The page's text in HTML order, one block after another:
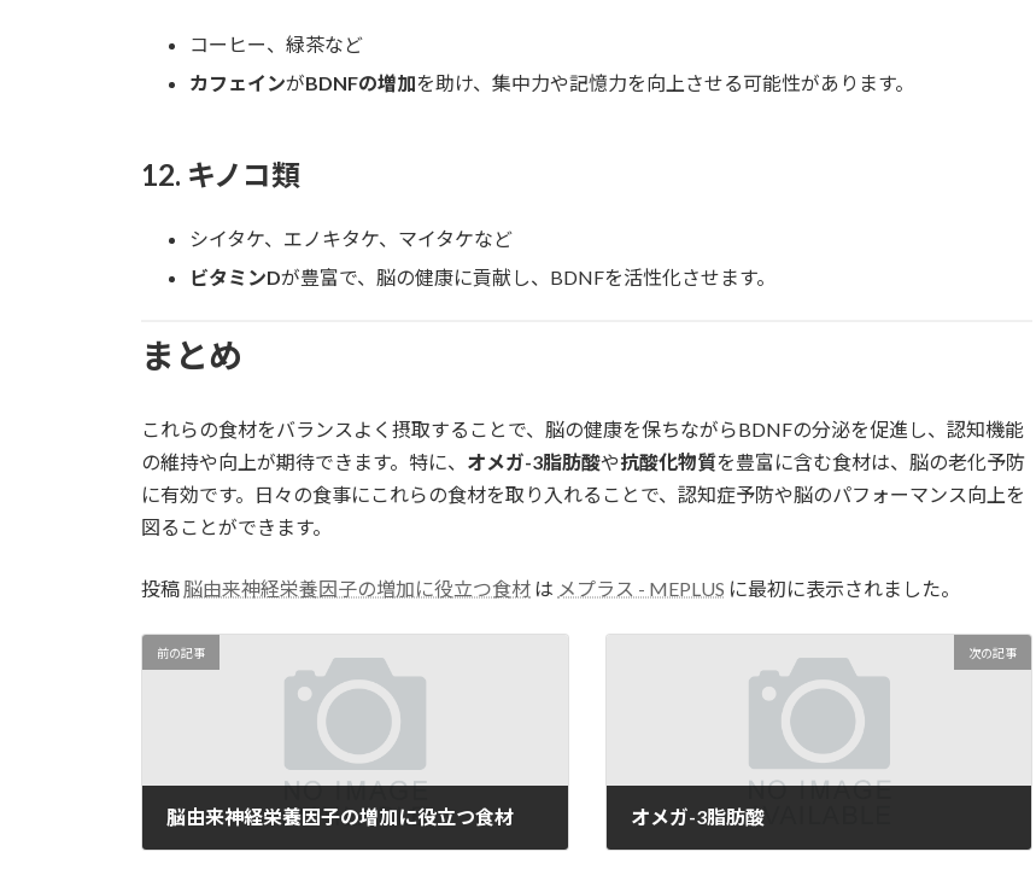
コーヒー、緑茶など
カフェインがBDNFの増加を助け、集中力や記憶力を向上させる可能性があります。
12. キノコ類
シイタケ、エノキタケ、マイタケなど
ビタミンDが豊富で、脳の健康に貢献し、BDNFを活性化させます。
まとめ
これらの食材をバランスよく摂取することで、脳の健康を保ちながらBDNFの分泌を促進し、認知機能
の維持や向上が期待できます。特に、 オメガ-3脂肪酸や抗酸化物質を豊富に含む食材は、脳の老化予防
に有効です。日々の食事にこれらの食材を取り入れることで、認知症予防や脳のパフォーマンス向上を
図ることができます。
投稿 脳由来神経栄養因子の増加に役立つ食材 は メプラス - MEPLUS に最初に表示されました。
前の記事
脳由来神経栄養因子の増加に役立つ食材
次の記事
オメガ-3脂肪酸